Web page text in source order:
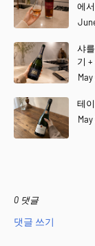
에
샤
기
테
0 댓글
댓글 쓰기